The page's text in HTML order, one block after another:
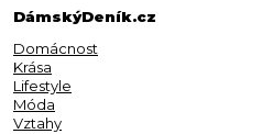
DámskýDeník.cz
Domácnost
Krása
Lifestyle
Móda
Vztahy